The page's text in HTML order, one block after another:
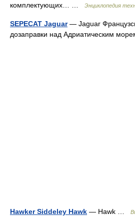
комплектующих… …
Энциклопедия
SEPECAT Jaguar— Jaguar
дозаправки над Адриатическим
Hawker Siddeley Hawk — Hawk …